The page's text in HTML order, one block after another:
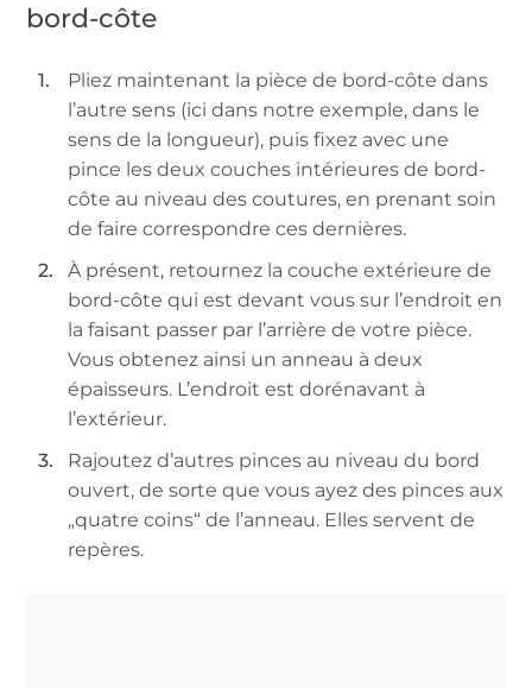
bord-côte
Pliez maintenant la pièce de bord-côte dans
l’autre sens (ici dans notre exemple, dans le
sens de la longueur), puis fixez avec une
pince les deux couches intérieures de bord-
côte au niveau des coutures, en prenant soin
de faire correspondre ces dernières.
À présent, retournez la couche extérieure de
bord-côte qui est devant vous sur l’endroit en
la faisant passer par l’arrière de votre pièce.
Vous obtenez ainsi un anneau à deux
épaisseurs. L’endroit est dorénavant à
l’extérieur.
Rajoutez d’autres pinces au niveau du bord
ouvert, de sorte que vous ayez des pinces aux
„quatre coins“ de l’anneau. Elles servent de
repères.